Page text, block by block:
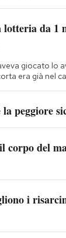
da 1
giocato lo
era già nel
la peggiore
corpo del
i